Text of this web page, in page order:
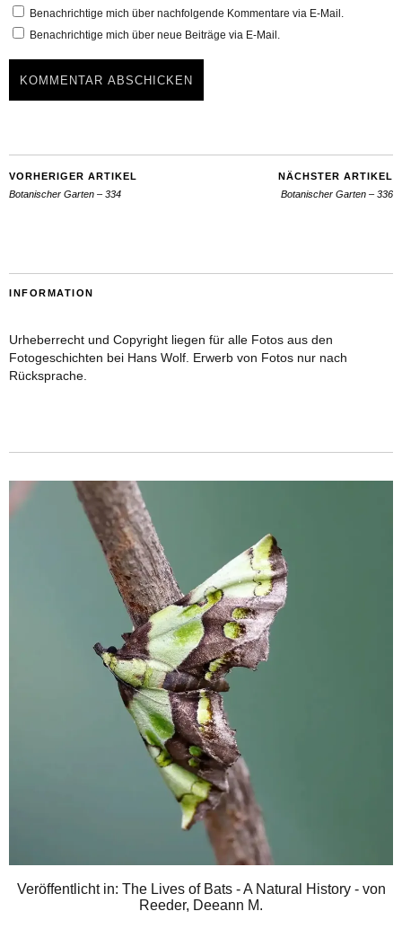
Benachrichtige mich über nachfolgende Kommentare via E-Mail.
Benachrichtige mich über neue Beiträge via E-Mail.
VORHERIGER ARTIKEL
Botanischer Garten – 334
NÄCHSTER ARTIKEL
Botanischer Garten – 336
INFORMATION
Urheberrecht und Copyright liegen für alle Fotos aus den
Fotogeschichten bei Hans Wolf. Erwerb von Fotos nur nach
Rücksprache.
Veröffentlicht in: The Lives of Bats - A Natural History - von
Reeder, Deeann M.